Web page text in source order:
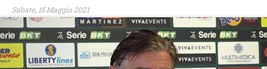
Sabato, 15 Maggio 2021